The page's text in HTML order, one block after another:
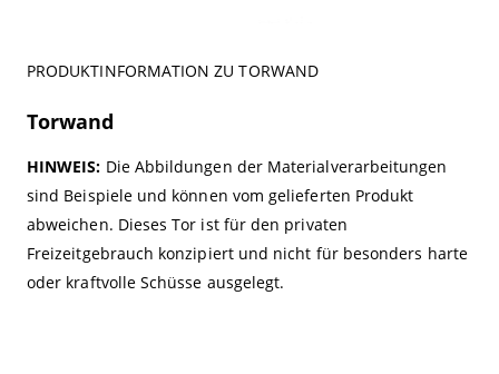
PRODUKTINFORMATION ZU TORWAND
Torwand
HINWEIS: Die Abbildungen der Materialverarbeitungen
sind Beispiele und können vom gelieferten Produkt
abweichen. Dieses Tor ist für den privaten
Freizeitgebrauch konzipiert und nicht für besonders harte
oder kraftvolle Schüsse ausgelegt.